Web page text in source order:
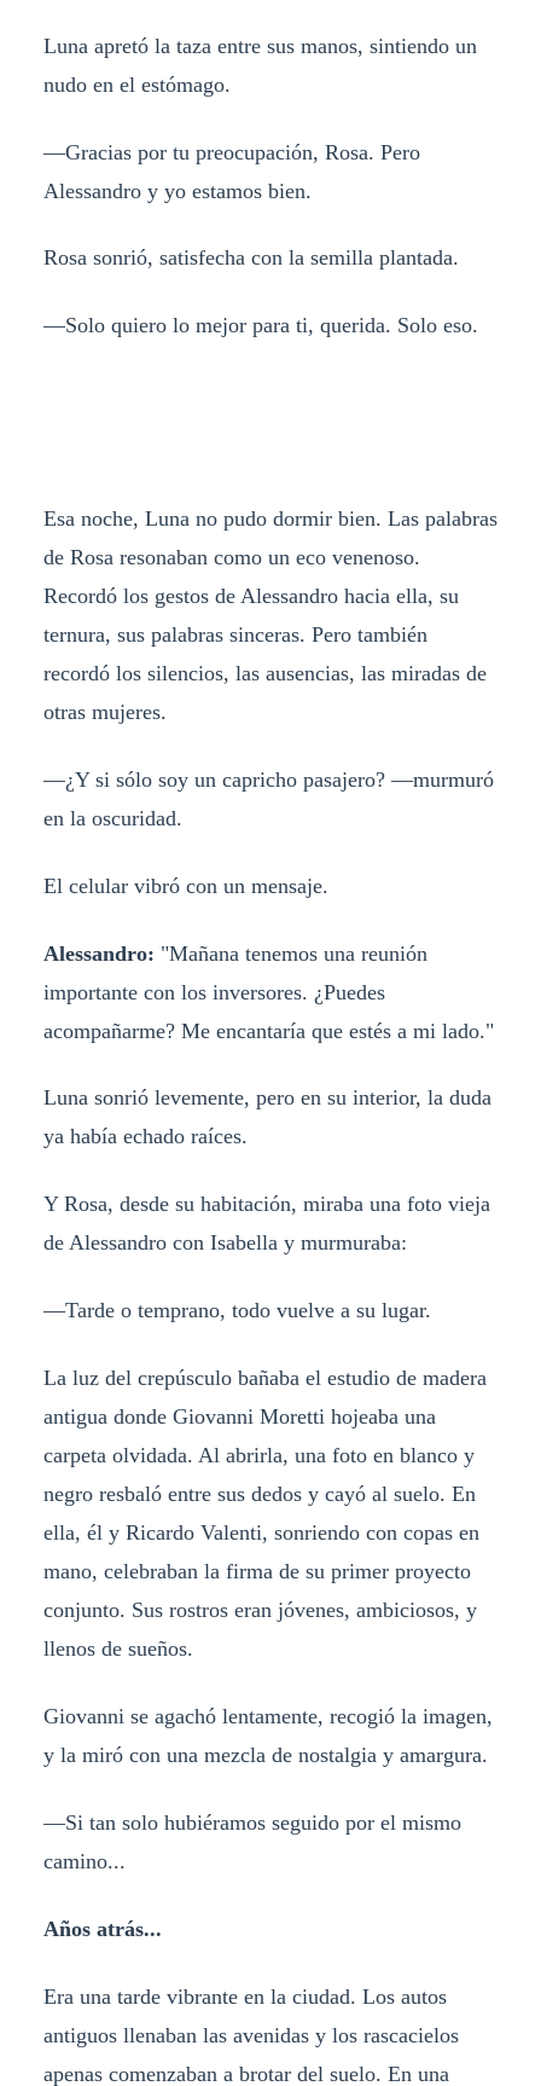
Luna apretó la taza entre sus manos, sintiendo un
nudo en el estómago.
—Gracias por tu preocupación, Rosa. Pero
Alessandro y yo estamos bien.
Rosa sonrió, satisfecha con la semilla plantada.
—Solo quiero lo mejor para ti, querida. Solo eso.
Esa noche, Luna no pudo dormir bien. Las palabras
de Rosa resonaban como un eco venenoso.
Recordó los gestos de Alessandro hacia ella, su
ternura, sus palabras sinceras. Pero también
recordó los silencios, las ausencias, las miradas de
otras mujeres.
—¿Y si sólo soy un capricho pasajero? —murmuró
en la oscuridad.
El celular vibró con un mensaje.
Alessandro: "Mañana tenemos una reunión
importante con los inversores. ¿Puedes
acompañarme? Me encantaría que estés a mi lado."
Luna sonrió levemente, pero en su interior, la duda
ya había echado raíces.
Y Rosa, desde su habitación, miraba una foto vieja
de Alessandro con Isabella y murmuraba:
—Tarde o temprano, todo vuelve a su lugar.
La luz del crepúsculo bañaba el estudio de madera
antigua donde Giovanni Moretti hojeaba una
carpeta olvidada. Al abrirla, una foto en blanco y
negro resbaló entre sus dedos y cayó al suelo. En
ella, él y Ricardo Valenti, sonriendo con copas en
mano, celebraban la firma de su primer proyecto
conjunto. Sus rostros eran jóvenes, ambiciosos, y
llenos de sueños.
Giovanni se agachó lentamente, recogió la imagen,
y la miró con una mezcla de nostalgia y amargura.
—Si tan solo hubiéramos seguido por el mismo
camino...
Años atrás...
Era una tarde vibrante en la ciudad. Los autos
antiguos llenaban las avenidas y los rascacielos
apenas comenzaban a brotar del suelo. En una